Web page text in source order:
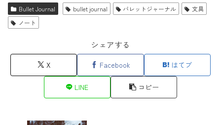
Bullet Journal bullet journal バレットジャーナル
文具
ノート
シェアする
X Facebook はてブ
LINE コピー